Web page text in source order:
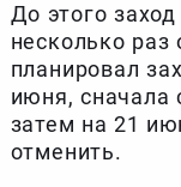
До этого
несколько раз
планировал
июня, сначала
затем на 21
отменить.